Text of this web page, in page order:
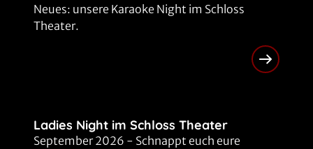
Neues: unsere Karaoke Night im Schloss
Theater.
Ladies Night im Schloss Theater
September 2026 - Schnappt euch eure